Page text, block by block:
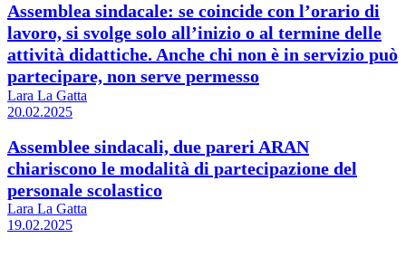
Assemblea sindacale: se coincide con l’orario di
lavoro, si svolge solo all’inizio o al termine delle
attività didattiche. Anche chi non è in servizio può
partecipare, non serve permesso
Lara La Gatta
20.02.2025
Assemblee sindacali, due pareri ARAN
chiariscono le modalità di partecipazione del
personale scolastico
Lara La Gatta
19.02.2025